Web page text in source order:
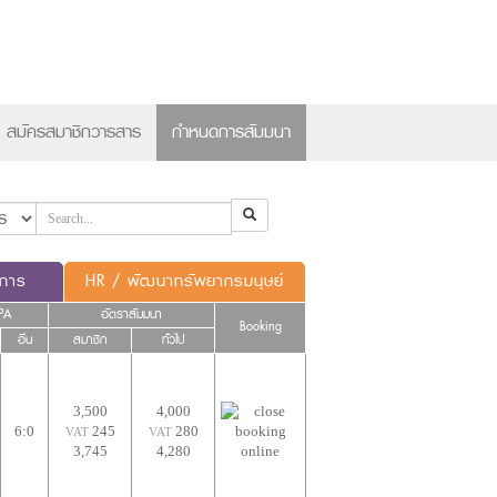
สมัครสมาชิกวารสาร กำหนดการสัมมนา
าร HR / พัฒนาทรัพยากรมนุษย์
อัตราสัมมนา
Booking
อื่น สมาชิก ทั่วไป
6:0
3,500
VAT245
3,745
4,000
VAT280
4,280